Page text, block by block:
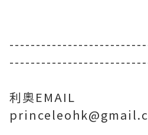
利奧EMAIL